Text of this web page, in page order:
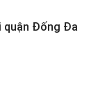
quận Đống Đa